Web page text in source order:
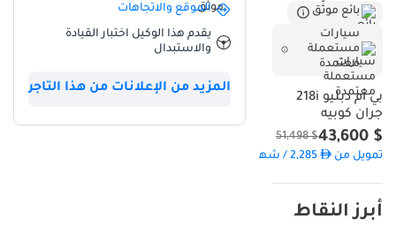
بائع موثّق
سيارات
مستعملة
معتمدة
بي أم دبليو 218i
جران كوبيه
$ 43,600
$ 51,498
تمويل من
2,285/ شهر
أبرز النقاط
الموقع والاتجاهات
يقدم هذا الوكيل اختبار القيادة
والاستبدال
المزيد من الإعلانات من هذا التاجر